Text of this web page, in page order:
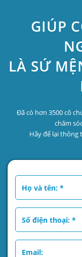
GIÚP
LÀ SỨ
Đã có hơn 3500 cô
chăm
Hãy để lại thông